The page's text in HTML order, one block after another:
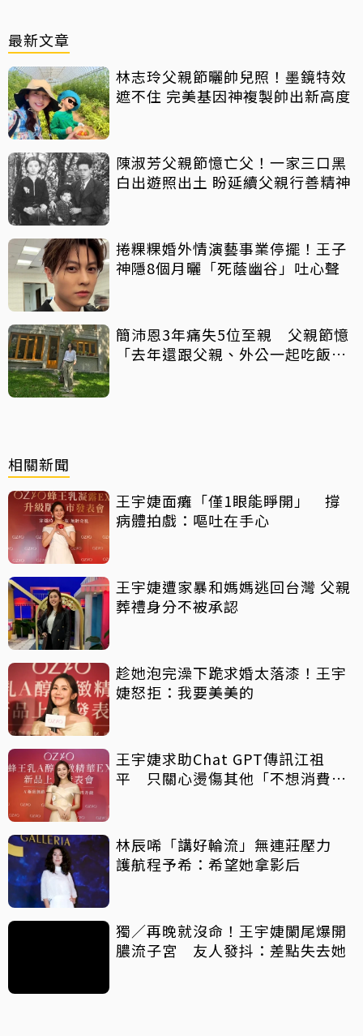
最新文章
林志玲父親節曬帥兒照！墨鏡特效
遮不住 完美基因神複製帥出新高度
陳淑芳父親節憶亡父！一家三口黑
白出遊照出土 盼延續父親行善精神
捲粿粿婚外情演藝事業停擺！王子
神隱8個月曬「死蔭幽谷」吐心聲
簡沛恩3年痛失5位至親 父親節憶
「去年還跟父親、外公一起吃飯聊
相關新聞
王宇婕面癱「僅1眼能睜開」 撐
病體拍戲：嘔吐在手心
王宇婕遭家暴和媽媽逃回台灣 父親
葬禮身分不被承認
趁她泡完澡下跪求婚太落漆！王宇
婕怒拒：我要美美的
王宇婕求助Chat GPT傳訊江祖
平 只關心燙傷其他「不想消費
林辰唏「講好輪流」無連莊壓力
護航程予希：希望她拿影后
獨／再晚就沒命！王宇婕闌尾爆開
膿流子宮 友人發抖：差點失去她